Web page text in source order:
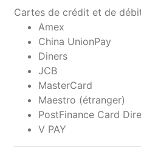
Cartes de crédit et de
Amex
China UnionPay
Diners
JCB
MasterCard
Maestro (étranger)
PostFinance Card
V PAY